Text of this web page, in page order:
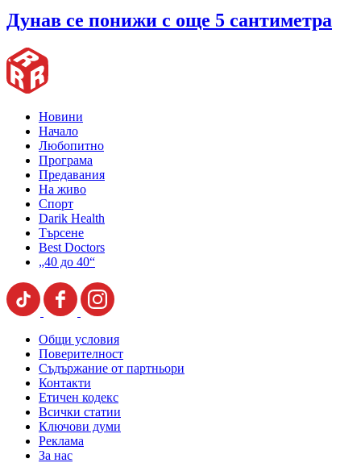
Дунав се понижи с още 5 сантиметра
Новини
Начало
Любопитно
Програма
Предавания
На живо
Спорт
Darik Health
Търсене
Best Doctors
„40 до 40“
Общи условия
Поверителност
Съдържание от партньори
Контакти
Етичен кодекс
Всички статии
Ключови думи
Реклама
За нас